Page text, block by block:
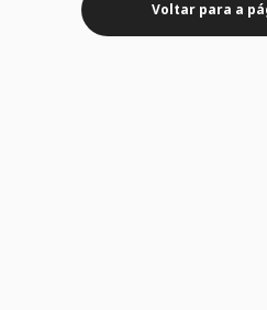
Voltar para a